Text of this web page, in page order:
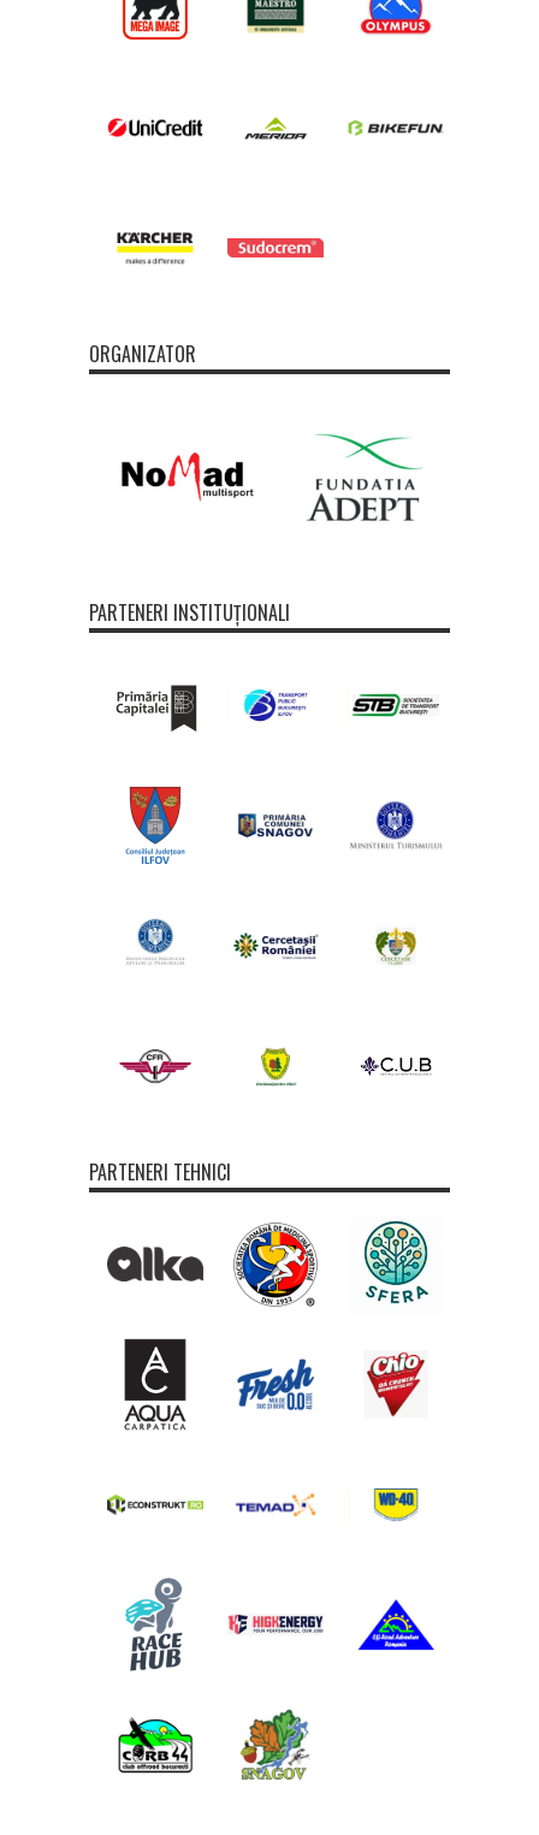
ORGANIZATOR
PARTENERI INSTITUȚIONALI
PARTENERI TEHNICI